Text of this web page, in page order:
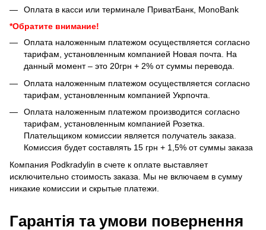
Оплата в касси или терминале ПриватБанк, MonoBank
*Обратите внимание!
Оплата наложенным платежом осуществляется согласно
тарифам, установленным компанией Новая почта. На
данный момент – это 20грн + 2% от суммы перевода.
Оплата наложенным платежом осуществляется согласно
тарифам, установленным компанией Укрпочта.
Оплата наложенным платежом производится согласно
тарифам, установленным компанией Розетка.
Плательщиком комиссии является получатель заказа.
Комиссия будет составлять 15 грн + 1,5% от суммы заказа
Компания Podkradylin в счете к оплате выставляет
исключительно стоимость заказа. Мы не включаем в сумму
никакие комиссии и скрытые платежи.
Гарантія та умови повернення